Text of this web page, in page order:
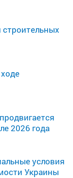
2026 года
условия
Украины